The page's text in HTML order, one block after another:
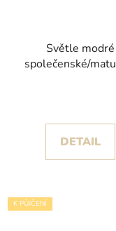
Světle modré
společenské/
DETAIL
K PŮJČENÍ